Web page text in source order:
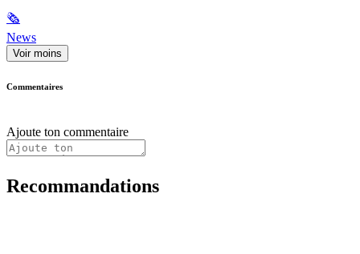
🗞
News
Voir moins
Commentaires
Ajoute ton commentaire
Recommandations